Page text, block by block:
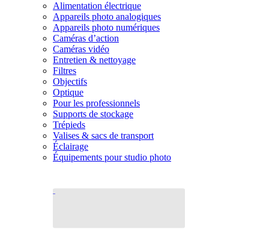
Alimentation électrique
Appareils photo analogiques
Appareils photo numériques
Caméras d’action
Caméras vidéo
Entretien & nettoyage
Filtres
Objectifs
Optique
Pour les professionnels
Supports de stockage
Trépieds
Valises & sacs de transport
Éclairage
Équipements pour studio photo